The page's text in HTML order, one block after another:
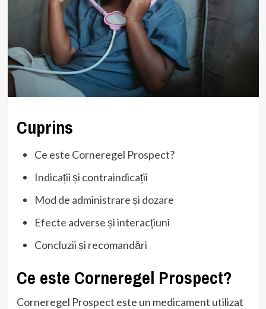
Cuprins
Ce este Corneregel Prospect?
Indicații și contraindicații
Mod de administrare și dozare
Efecte adverse și interacțiuni
Concluzii și recomandări
Ce este Corneregel Prospect?
Corneregel Prospect este un medicament utilizat